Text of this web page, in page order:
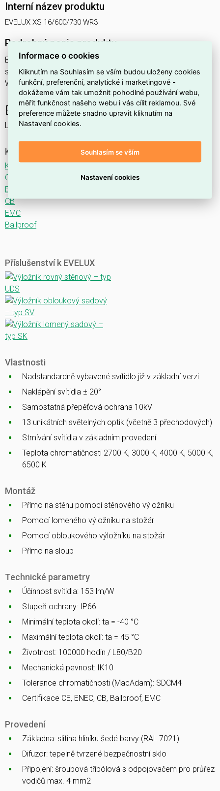
Interní název produktu
EVELUX XS 16/600/730 WR3
Podrobný popis produktu
EVELUX XS 16/600/730 WR3 37W IP66
svítidlo pouliční s modulem LED, spektrum 730A3, optika
WR3 (Wide Road TYPE I CENTRAL LANE)
EVELUX
LED svítidlo pro osvětlení komunikací.
Ke stažení
Katalogový list
CE
ENEC
CB
EMC
Ballproof
Příslušenství k EVELUX
Vlastnosti
Nadstandardně vybavené svítidlo již v základní verzi
Naklápění svítidla ± 20°
Samostatná přepěťová ochrana 10kV
13 unikátních světelných optik (včetně 3 přechodových)
Stmívání svítidla v základním provedení
Teplota chromatičnosti 2700 K, 3000 K, 4000 K, 5000 K,
6500 K
Montáž
Přímo na stěnu pomocí stěnového výložníku
Pomocí lomeného výložníku na stožár
Pomocí obloukového výložníku na stožár
Přímo na sloup
Technické parametry
Účinnost svítidla: 153 lm/W
Stupeň ochrany: IP66
Minimální teplota okolí: ta = -40 °C
Maximální teplota okolí: ta = 45 °C
Životnost: 100000 hodin / L80/B20
Mechanická pevnost: IK10
Tolerance chromatičnosti (MacAdam): SDCM4
Certifikace CE, ENEC, CB, Ballproof, EMC
Provedení
Základna: slitina hliníku šedé barvy (RAL 7021)
Difuzor: tepelně tvrzené bezpečnostní sklo
Připojení: šroubová třípólová s odpojovačem pro průřez
vodičů max. 4 mm2
Informace o cookies
Kliknutím na Souhlasím se vším budou uloženy cookies
funkční, preferenční, analytické i marketingové -
dokážeme vám tak umožnit pohodlné používání webu,
měřit funkčnost našeho webu i vás cílit reklamou. Své
preference můžete snadno upravit kliknutím na
Nastavení cookies.
Souhlasím se vším
Nastavení cookies